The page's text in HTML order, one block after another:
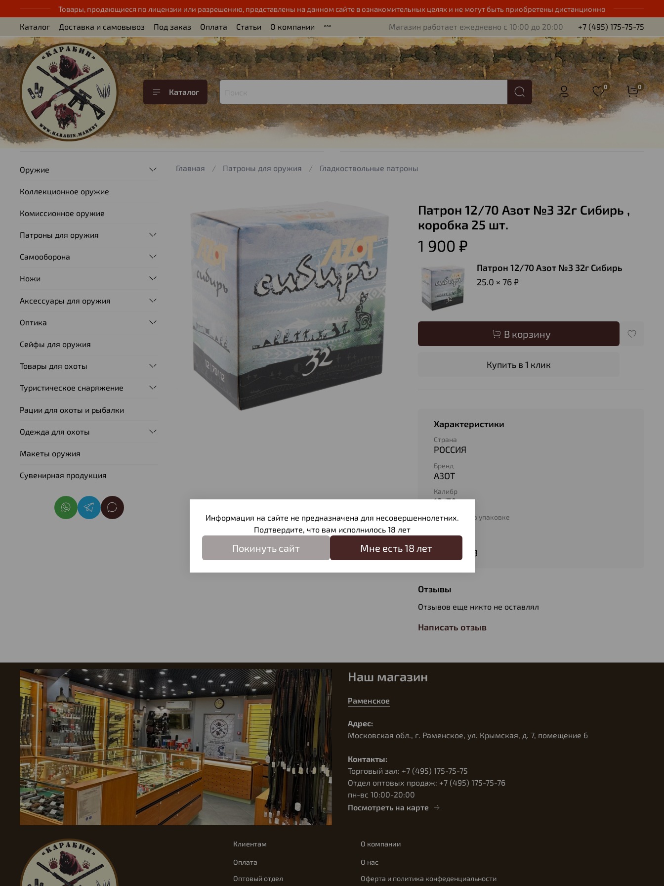
Товары, продающиеся по лицензии или разрешению, представлены на данном сайте в ознакомительных целях и не могут быть приобретены дистанционно
Каталог Доставка и самовывоз Под заказ Оплата Статьи О компании Магазин работает ежедневно с 10:00 до 20:00 +7 (495) 175-75-75
Каталог
0 0
Главная Патроны для оружия Гладкоствольные патроны
Патрон 12/70 Азот №3 32г Сибирь ,
коробка 25 шт.
1 900 ₽
Патрон 12/70 Азот №3 32г Сибирь
25.0 × 76 ₽
В корзину
Купить в 1 клик
Характеристики
Страна
РОССИЯ
Бренд
АЗОТ
Калибр
12/70
Количество в упаковке
Дробь № 3
Отзывы
Отзывов еще никто не оставлял
Написать отзыв
Оружие
Коллекционное оружие
Комиссионное оружие
Патроны для оружия
Самооборона
Ножи
Аксессуары для оружия
Оптика
Сейфы для оружия
Товары для охоты
Туристическое снаряжение
Рации для охоты и рыбалки
Одежда для охоты
Макеты оружия
Сувенирная продукция
Наш магазин
Раменское
Адрес:
Московская обл., г. Раменское, ул. Крымская, д. 7, помещение 6
Контакты:
Торговый зал: +7 (495) 175-75-75
Отдел оптовых продаж: +7 (495) 175-75-76
пн-вс 10:00-20:00
Посмотреть на карте
Клиентам
Оплата
Оптовый отдел
О компании
О нас
Оферта и политика конфеденциальности
Информация на сайте не предназначена для несовершеннолетних.
Подтвердите, что вам исполнилось 18 лет
Покинуть сайт Мне есть 18 лет